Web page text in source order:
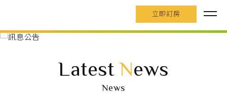
立即訂房
Latest News
News